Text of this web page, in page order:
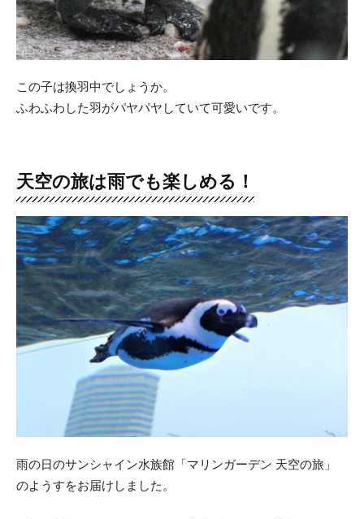
この子は換羽中でしょうか。
ふわふわした羽がパヤパヤしていて可愛いです。
天空の旅は雨でも楽しめる！
雨の日のサンシャイン水族館「マリンガーデン 天空の旅」
のようすをお届けしました。